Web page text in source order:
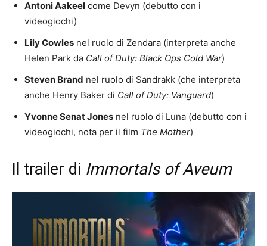
Antoni Aakeel come Devyn (debutto con i
videogiochi)
Lily Cowles nel ruolo di Zendara (interpreta anche
Helen Park da Call of Duty: Black Ops Cold War)
Steven Brand nel ruolo di Sandrakk (che interpreta
anche Henry Baker di Call of Duty: Vanguard)
Yvonne Senat Jones nel ruolo di Luna (debutto con i
videogiochi, nota per il film The Mother)
Il trailer di Immortals of Aveum